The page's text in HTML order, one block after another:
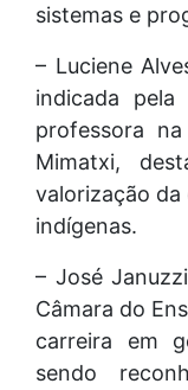
sistemas e
– Luciene
indicada
professora
Mimatxi,
valorização
indígenas.
– José
Câmara do
carreira em
sendo